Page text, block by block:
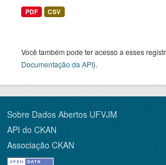
PDF CSV
Você também pode ter acesso a esses
Documentação da API).
Sobre Dados Abertos UFVJM
API do CKAN
Associação CKAN